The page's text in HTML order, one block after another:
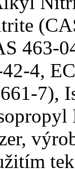
463-
4,
7),